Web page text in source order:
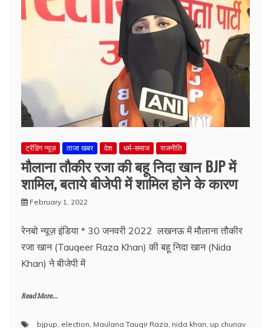
ट्रेंडिंग न्यूज़ ताजा खबर देश धर्म-समाज राजनीति
मौलाना तौकीर रजा की बहू निदा खान BJP में
शामिल, बताये बीजेपी में शामिल होने के कारण
February 1, 2022
रेनबो न्यूज़ इंडिया * 30 जनवरी 2022 लखनऊ में मौलाना तौकीर
रजा खान (Tauqeer Raza Khan) की बहू निदा खान (Nida
Khan) ने बीजेपी में
Read More...
bjpup, election, Maulana Tauqir Raza, nida khan, up chunav